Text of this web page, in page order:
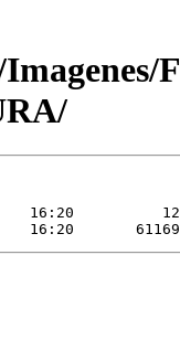
16:20
16:20